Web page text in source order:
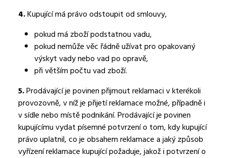
4.Kupující má právo odstoupit od smlouvy,
pokud má zboží podstatnou vadu,
pokud nemůže věc řádně užívat pro opakovaný
výskyt vady nebo vad po opravě,
při větším počtu vad zboží.
5.Prodávající je povinen přijmout reklamaci v kterékoli
provozovně, v níž je přijetí reklamace možné, případně i
v sídle nebo místě podnikání. Prodávající je povinen
kupujícímu vydat písemné potvrzení o tom, kdy kupující
právo uplatnil, co je obsahem reklamace a jaký způsob
vyřízení reklamace kupující požaduje, jakož i potvrzení o